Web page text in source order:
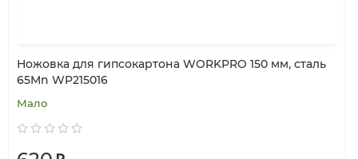
Ножовка для гипсокартона WORKPRO 150 мм, сталь
65Mn WP215016
Мало